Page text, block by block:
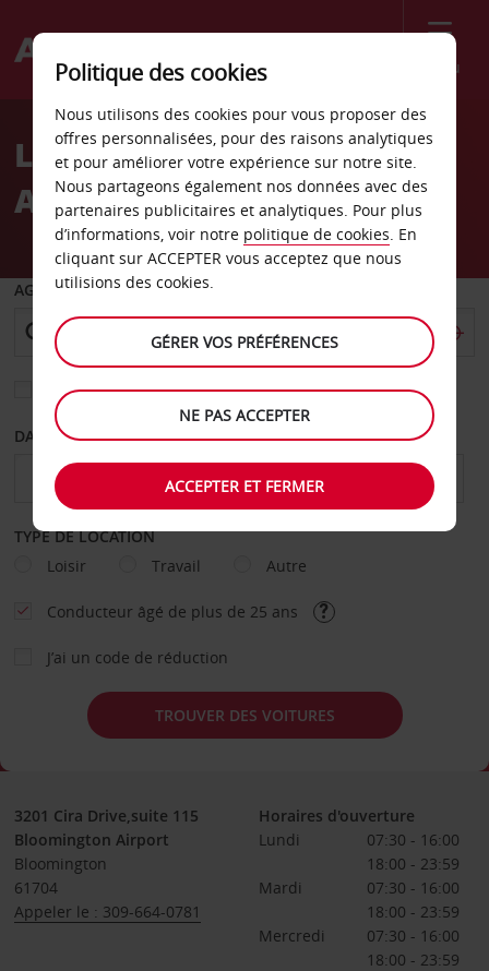
Menu
Welcome
AvisLocation de voiture
Aéroport de Bloomington
AGENCE DE DÉPART
Sélectionnez une autre agence de retour
DATE DE DÉPART DATE DE RETOUR
TYPE DE LOCATION
Loisir
Travail Autre
Conducteur âgé de plus de 25 ans
J’ai un code de réduction
TROUVER DES VOITURES
3201 Cira Drive,suite 115
Bloomington Airport
Bloomington
61704
Appeler le : 309-664-0781
Horaires d'ouverture
Lundi
07:30 - 16:00
18:00 - 23:59
Mardi
07:30 - 16:00
18:00 - 23:59
Mercredi
07:30 - 16:00
18:00 - 23:59
Politique des cookies
Nous utilisons des cookies pour vous proposer des
offres personnalisées, pour des raisons analytiques
et pour améliorer votre expérience sur notre site.
Nous partageons également nos données avec des
partenaires publicitaires et analytiques. Pour plus
d’informations, voir notre politique de cookies. En
cliquant sur ACCEPTER vous acceptez que nous
utilisions des cookies.
GÉRER VOS PRÉFÉRENCES
NE PAS ACCEPTER
ACCEPTER ET FERMER